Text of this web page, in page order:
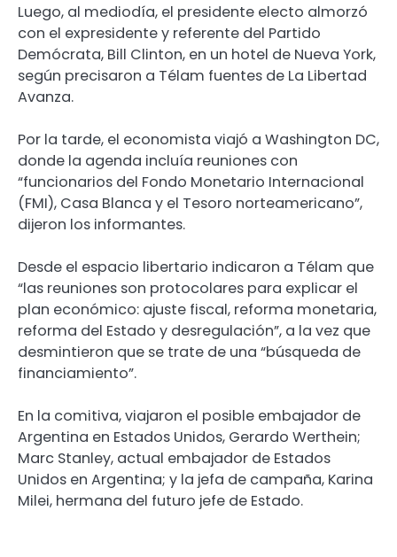
Luego, al mediodía, el presidente electo almorzó
con el expresidente y referente del Partido
Demócrata, Bill Clinton, en un hotel de Nueva York,
según precisaron a Télam fuentes de La Libertad
Avanza.
Por la tarde, el economista viajó a Washington DC,
donde la agenda incluía reuniones con
“funcionarios del Fondo Monetario Internacional
(FMI), Casa Blanca y el Tesoro norteamericano”,
dijeron los informantes.
Desde el espacio libertario indicaron a Télam que
“las reuniones son protocolares para explicar el
plan económico: ajuste fiscal, reforma monetaria,
reforma del Estado y desregulación”, a la vez que
desmintieron que se trate de una “búsqueda de
financiamiento”.
En la comitiva, viajaron el posible embajador de
Argentina en Estados Unidos, Gerardo Werthein;
Marc Stanley, actual embajador de Estados
Unidos en Argentina; y la jefa de campaña, Karina
Milei, hermana del futuro jefe de Estado.